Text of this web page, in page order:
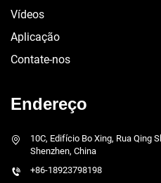
Vídeos
Aplicação
Contate-nos
Endereço
10C, Edifício Bo Xing, Rua Qing
Shenzhen, China
+86-18923798198